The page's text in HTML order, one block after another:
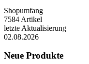
Shopumfang
7584 Artikel
letzte Aktualisierung
02.08.2026
Neue Produkte